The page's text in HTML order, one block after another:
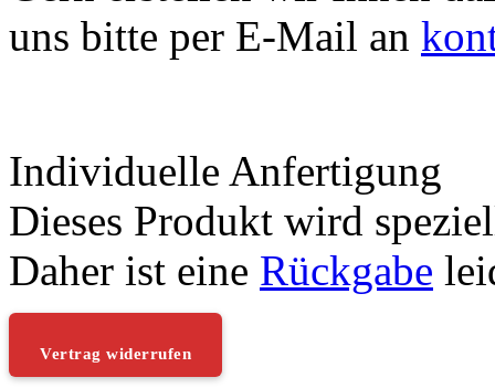
uns bitte per E-Mail an
Individuelle Anfertigung
Dieses Produkt wird
Daher ist eine Rückgabe
Vertrag widerrufen